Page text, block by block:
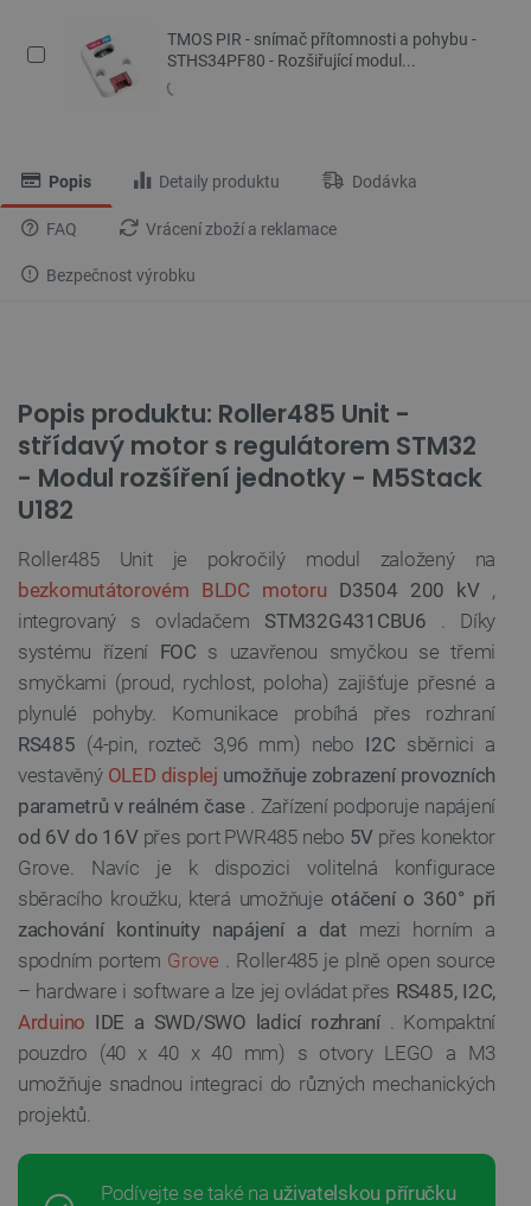
TMOS PIR - snímač přítomnosti a pohybu -
STHS34PF80 - Rozšiřující modul...
Popis Detaily produktu Dodávka
FAQ Vrácení zboží a reklamace
Bezpečnost výrobku
Popis produktu: Roller485 Unit -
střídavý motor s regulátorem STM32
- Modul rozšíření jednotky - M5Stack
U182
Roller485 Unit je pokročilý modul založený na
bezkomutátorovém BLDC motoru D3504 200 kV,
integrovaný s ovladačem STM32G431CBU6 . Díky
systému řízení FOC s uzavřenou smyčkou se třemi
smyčkami (proud, rychlost, poloha) zajišťuje přesné a
plynulé pohyby. Komunikace probíhá přes rozhraní
RS485 (4-pin, rozteč 3,96 mm) nebo I2C sběrnici a
vestavěný OLED displej umožňuje zobrazení provozních
parametrů v reálném čase. Zařízení podporuje napájení
od 6V do 16Vpřes port PWR485 nebo 5V přes konektor
Grove. Navíc je k dispozici volitelná konfigurace
sběracího kroužku, která umožňuje otáčení o 360° při
zachování kontinuity napájení a dat mezi horním a
spodním portem Grove . Roller485 je plně open source
– hardware i software a lze jej ovládat přes RS485, I2C,
Arduino IDE a SWD/SWO ladicí rozhraní. Kompaktní
pouzdro (40 x 40 x 40 mm) s otvory LEGO a M3
umožňuje snadnou integraci do různých mechanických
projektů.
Podívejte se také na uživatelskou příručku